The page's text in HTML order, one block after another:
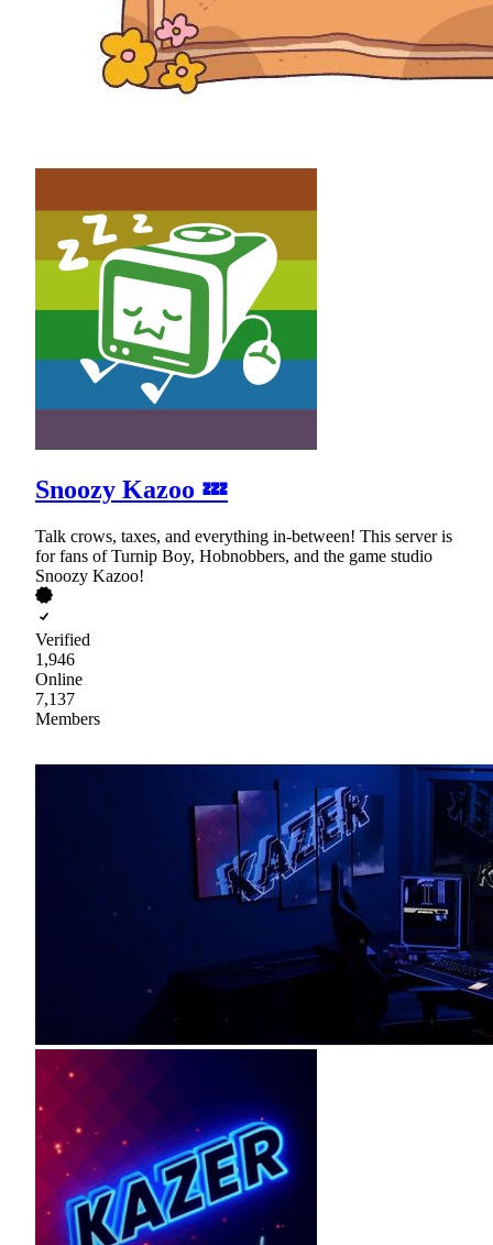
Snoozy Kazoo 💤
Talk crows, taxes, and everything in-between! This server is
for fans of Turnip Boy, Hobnobbers, and the game studio
Snoozy Kazoo!
Verified
1,946
Online
7,137
Members